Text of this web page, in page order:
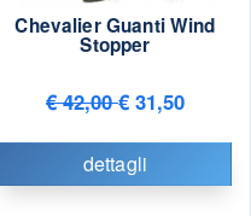
Chevalier Guanti Wind
Stopper
€ 42,00€ 31,50
dettagli